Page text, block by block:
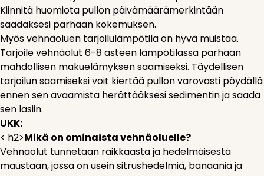
Kiinnitä huomiota pullon päivämäärämerkintään
saadaksesi parhaan kokemuksen.
Myös vehnäoluen tarjoilulämpötila on hyvä muistaa.
Tarjoile vehnäolut 6-8 asteen lämpötilassa parhaan
mahdollisen makuelämyksen saamiseksi. Täydellisen
tarjoilun saamiseksi voit kiertää pullon varovasti pöydällä
ennen sen avaamista herättääksesi sedimentin ja saada
sen lasiin.
UKK:
< h2>Mikä on ominaista vehnäoluelle?
Vehnäolut tunnetaan raikkaasta ja hedelmäisestä
maustaan, jossa on usein sitrushedelmiä, banaania ja